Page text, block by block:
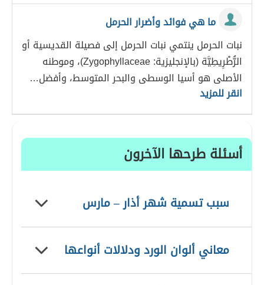
ما هي فوائد وأضرار الحرمل
نبات الحرمل ينتمي نبات الحرمل إلى فصيلة القديسية أو
الرُّطْرِيطِيَّة (بالإنجليزية: Zygophyllaceae)، وموطنه
الأصلى هو أسيا الوسطى والبحر المتوسط، وأفضل…
انقر للمزيد
أسئلة طرحها الآخرون
سبب تسمية شهر أذار – مارس
معاني ألوان الورد ودلالات أنواعها